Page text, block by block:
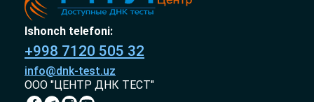
Ishonch telefoni:
+998 7120 505 32
info@dnk-test.uz
ООО "ЦЕНТР ДНК ТЕСТ"